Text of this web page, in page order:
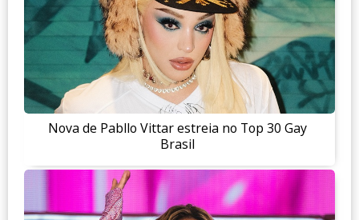
Nova de Pabllo Vittar estreia no Top 30 Gay
Brasil